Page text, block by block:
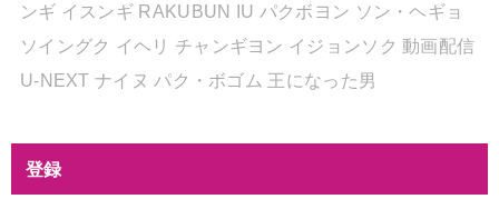
ンギ イスンギ RAKUBUN IU パクボヨン ソン・ヘギョ
ソイングク イヘリ チャンギヨン イジョンソク 動画配信
U-NEXT ナイヌ パク・ボゴム 王になった男
登録